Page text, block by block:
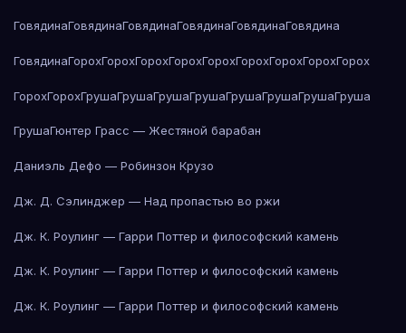
ГовядинаГовядинаГовядинаГовядинаГовядинаГовядина
ГовядинаГорохГорохГорохГорохГорохГорохГорохГорохГорох
ГорохГорохГрушаГрушаГрушаГрушаГрушаГрушаГрушаГруша
ГрушаГюнтер Грасс — Жестяной барабан
Даниэль Дефо — Робинзон Крузо
Дж. Д. Сэлинджер — Над пропастью во ржи
Дж. К. Роулинг — Гарри Поттер и философский камень
Дж. К. Роулинг — Гарри Поттер и философский камень
Дж. К. Роулинг — Гарри Поттер и философский камень